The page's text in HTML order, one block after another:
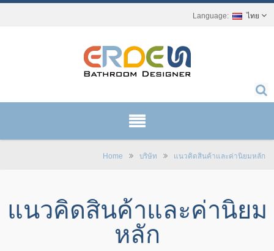
ไทย
Home บริษัท แนวคิดสินค้าและค่านิยมหลัก
แนวคิดสินค้าและค่านิยม
หลัก